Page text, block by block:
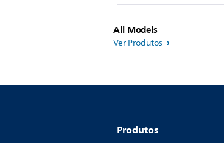
All Models
Ver Produtos
Produtos